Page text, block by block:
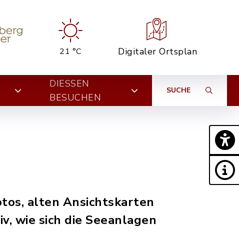
21 °C Digitaler Ortsplan
DIESSEN B
ESUCHEN
SUCHE
alten Ansichtskarten
wie sich die Seeanlagen